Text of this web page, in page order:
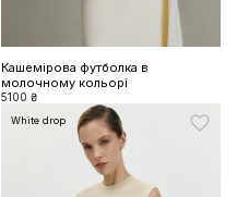
Кашемірова футболка в
молочному кольорі
5100 ₴
White drop